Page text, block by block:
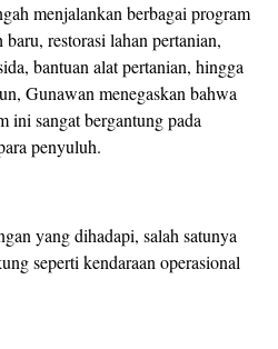
menjalankan berbagai program
restorasi lahan pertanian,
bantuan alat pertanian, hingga
Gunawan menegaskan bahwa
ini sangat bergantung pada
penyuluh.
yang dihadapi, salah satunya
seperti kendaraan operasional